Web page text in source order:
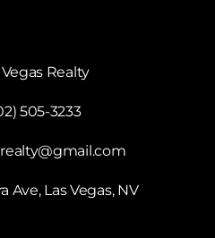
Realty
505-3233
Ave, Las Vegas, NV